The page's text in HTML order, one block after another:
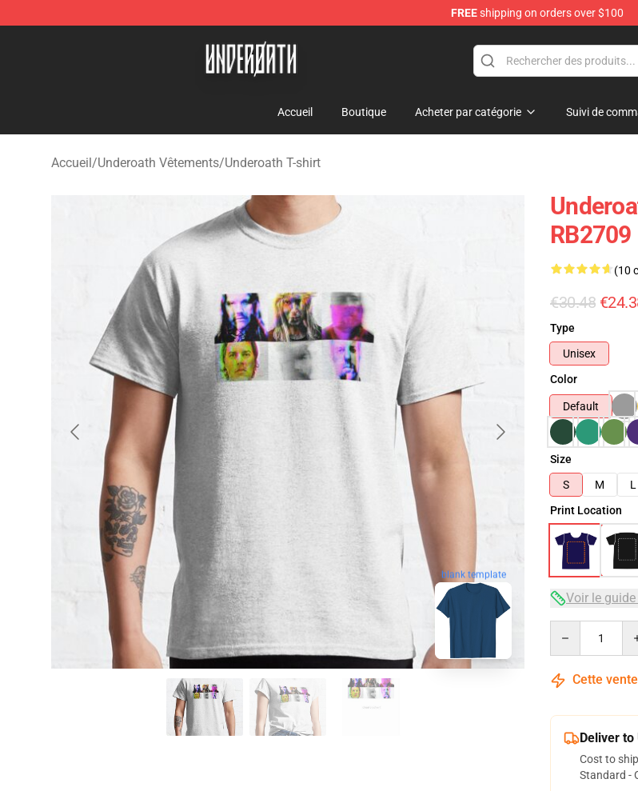
FREEshipping on orders over $100
Underoath Store - Official Underoath Merchandise Shop
Accueil Boutique Acheter par catégorie Suivi de
Accueil/Underoath Vêtements/Underoath T-shirt
blank template
RB2709
(10
€30.48
Type
Unisex
Color
Default
Size
S
M L
Print Location
Voir le
Cette
Deliver
Cost to
Standard -